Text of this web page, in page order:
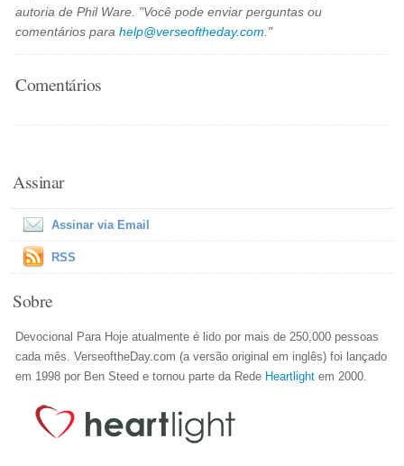
autoria de Phil Ware. "Você pode enviar perguntas ou
comentários parahelp@verseoftheday.com ."
Comentários
Assinar
Assinar via Email
RSS
Sobre
Devocional Para Hoje atualmente é lido por mais de 250,000 pessoas
cada mês. VerseoftheDay.com (a versão original em inglês) foi lançado
em 1998 por Ben Steed e tornou parte da Rede Heartlight em 2000.